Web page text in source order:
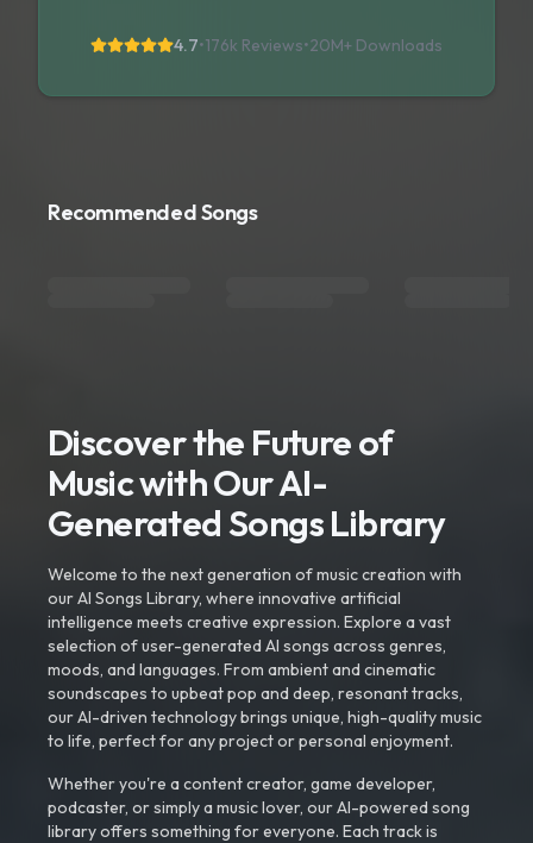
4.7•176k Reviews•20M+ Downloads
Recommended Songs
Discover the Future of
Music with Our AI-
Generated Songs Library
Welcome to the next generation of music creation with
our AI Songs Library, where innovative artificial
intelligence meets creative expression. Explore a vast
selection of user-generated AI songs across genres,
moods, and languages. From ambient and cinematic
soundscapes to upbeat pop and deep, resonant tracks,
our AI-driven technology brings unique, high-quality music
to life, perfect for any project or personal enjoyment.
Whether you're a content creator, game developer,
podcaster, or simply a music lover, our AI-powered song
library offers something for everyone. Each track is